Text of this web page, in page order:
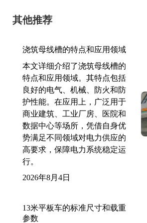
其他推荐
浇筑母线槽的特点和应用领域
本文详细介绍了浇筑母线槽的
特点和应用领域。其特点包括
良好的电气、机械、防火和防
护性能。在应用上，广泛用于
商业建筑、工业厂房、医院和
数据中心等场所，凭借自身优
势满足不同领域对电力供应的
高要求，保障电力系统稳定运
行。
2026年8月4日
13米平板车的标准尺寸和载重
参数